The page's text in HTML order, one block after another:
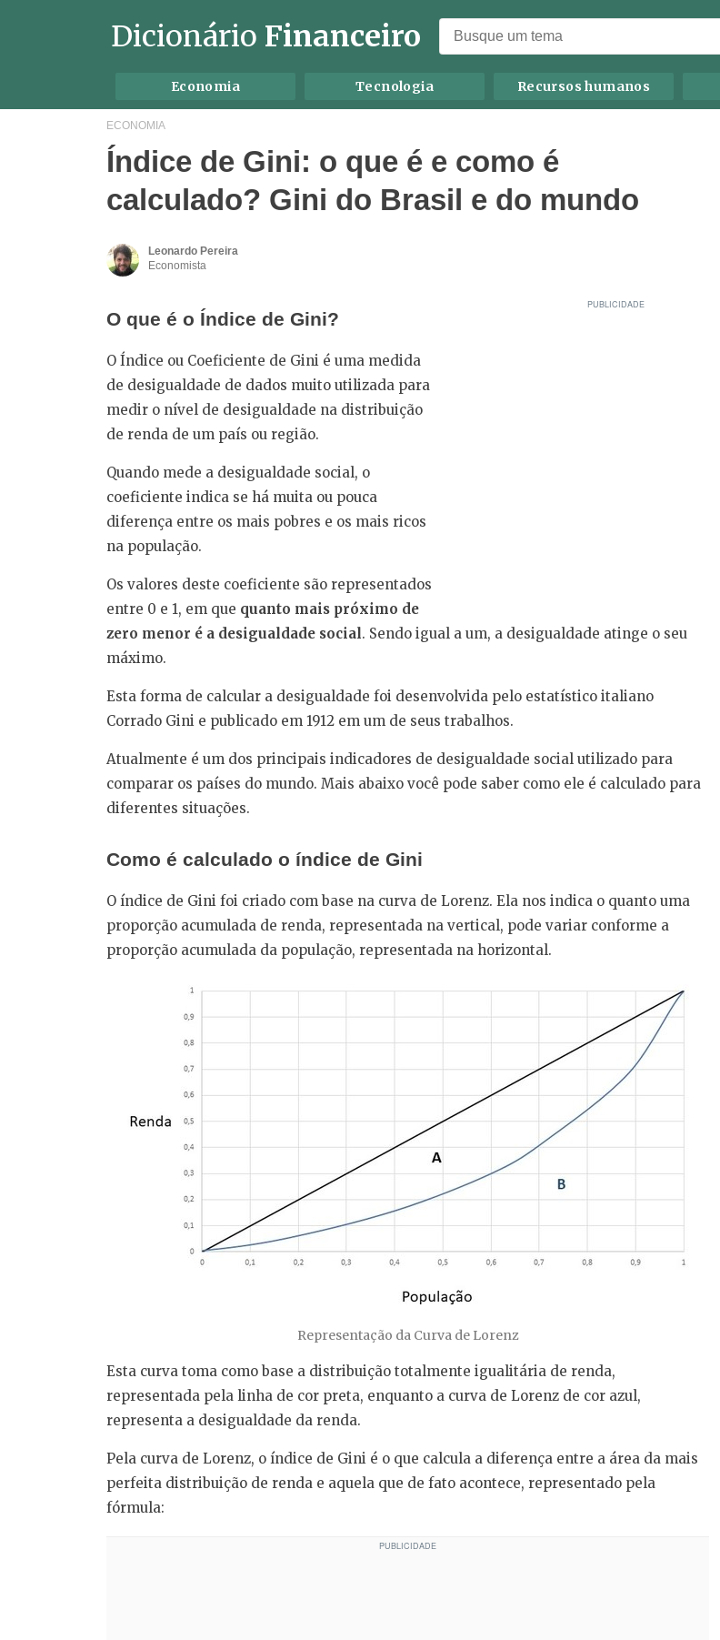
Dicionário Financeiro
Economia Tecnologia Recursos humanos
ECONOMIA
Índice de Gini: o que é e como é
calculado? Gini do Brasil e do mundo
Leonardo Pereira
Economista
O que é o Índice de Gini?
O Índice ou Coeficiente de Gini é uma medida
de desigualdade de dados muito utilizada para
medir o nível de desigualdade na distribuição
de renda de um país ou região.
Quando mede a desigualdade social, o
coeficiente indica se há muita ou pouca
diferença entre os mais pobres e os mais ricos
na população.
Os valores deste coeficiente são representados
entre 0 e 1, em que quanto mais próximo de
zero menor é a desigualdade social . Sendo igual a um, a desigualdade atinge o seu
máximo.
Esta forma de calcular a desigualdade foi desenvolvida pelo estatístico italiano
Corrado Gini e publicado em 1912 em um de seus trabalhos.
Atualmente é um dos principais indicadores de desigualdade social utilizado para
comparar os países do mundo. Mais abaixo você pode saber como ele é calculado para
diferentes situações.
Como é calculado o índice de Gini
O índice de Gini foi criado com base na curva de Lorenz. Ela nos indica o quanto uma
proporção acumulada de renda, representada na vertical, pode variar conforme a
proporção acumulada da população, representada na horizontal.
Representação da Curva de Lorenz
Esta curva toma como base a distribuição totalmente igualitária de renda,
representada pela linha de cor preta, enquanto a curva de Lorenz de cor azul,
representa a desigualdade da renda.
Pela curva de Lorenz, o índice de Gini é o que calcula a diferença entre a área da mais
perfeita distribuição de renda e aquela que de fato acontece, representado pela
fórmula: